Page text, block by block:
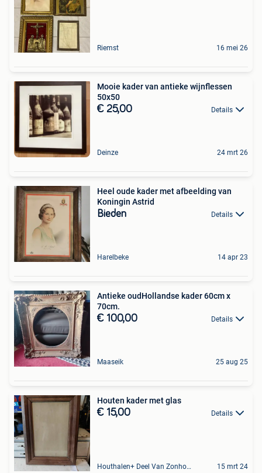
Riemst 16 mei 26
Mooie kader van antieke wijnflessen
50x50
€ 25,00 Details
Deinze 24 mrt 26
Heel oude kader met afbeelding van
Koningin Astrid
Bieden Details
Harelbeke 14 apr 23
Antieke oudHollandse kader 60cm x
70cm.
€ 100,00 Details
Maaseik 25 aug 25
Houten kader met glas
€ 15,00 Details
Houthalen+ Deel Van Zonhoven En Zolder 15 mrt 24